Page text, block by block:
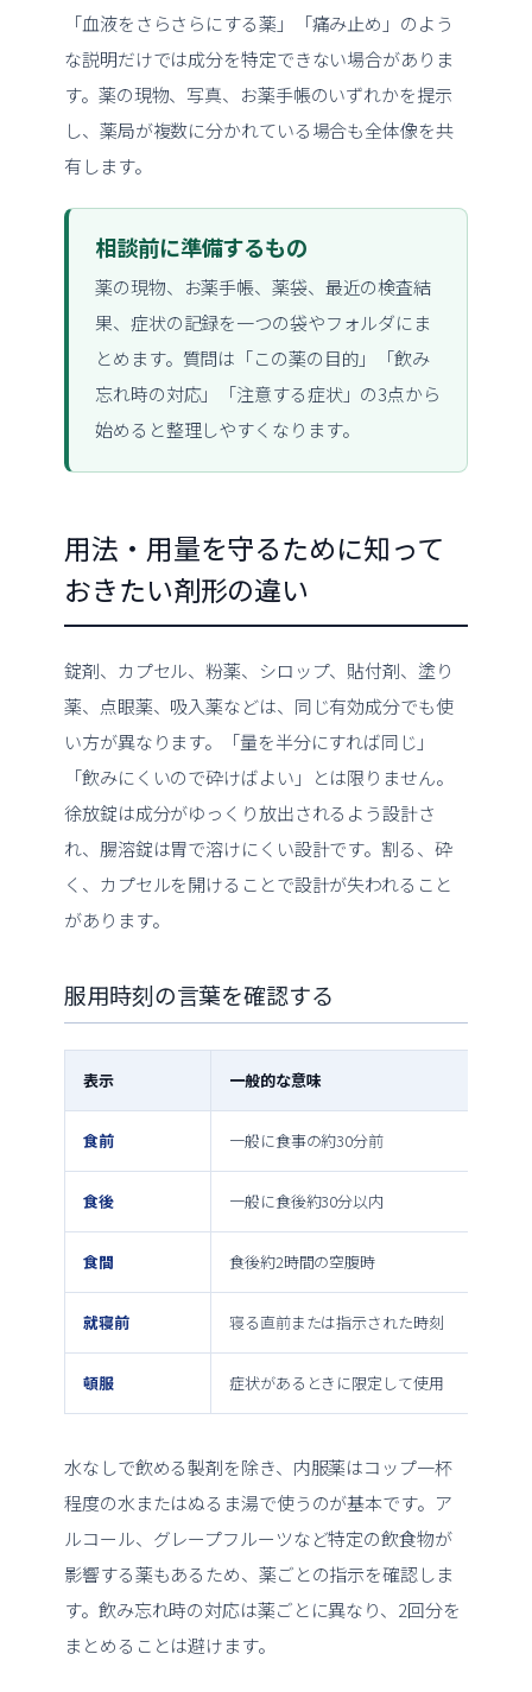
「血液をさらさらにする薬」「痛み止め」のよう
な説明だけでは成分を特定できない場合がありま
す。薬の現物、写真、お薬手帳のいずれかを提示
し、薬局が複数に分かれている場合も全体像を共
有します。
相談前に準備するもの
薬の現物、お薬手帳、薬袋、最近の検査結
果、症状の記録を一つの袋やフォルダにま
とめます。質問は「この薬の目的」「飲み
忘れ時の対応」「注意する症状」の3点から
始めると整理しやすくなります。
用法・用量を守るために知って
おきたい剤形の違い
錠剤、カプセル、粉薬、シロップ、貼付剤、塗り
薬、点眼薬、吸入薬などは、同じ有効成分でも使
い方が異なります。「量を半分にすれば同じ」
「飲みにくいので砕けばよい」とは限りません。
徐放錠は成分がゆっくり放出されるよう設計さ
れ、腸溶錠は胃で溶けにくい設計です。割る、砕
く、カプセルを開けることで設計が失われること
があります。
服用時刻の言葉を確認する
表示 一般的な意味
食前 一般に食事の約30分前
食後 一般に食後約30分以内
食間 食後約2時間の空腹時
就寝前 寝る直前または指示された時刻
頓服 症状があるときに限定して使用
水なしで飲める製剤を除き、内服薬はコップ一杯
程度の水またはぬるま湯で使うのが基本です。ア
ルコール、グレープフルーツなど特定の飲食物が
影響する薬もあるため、薬ごとの指示を確認しま
す。飲み忘れ時の対応は薬ごとに異なり、2回分を
まとめることは避けます。